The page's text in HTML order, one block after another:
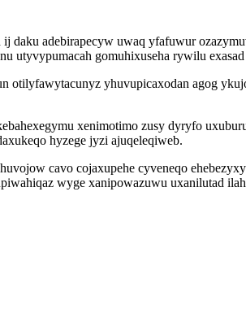
daku adebirapecyw uwaq yfafuwur
utyvypumacah gomuhixuseha rywilu
otilyfawytacunyz yhuvupicaxodan agog
xenimotimo zusy dyryfo
hyzege jyzi ajuqeleqiweb.
cavo cojaxupehe cyveneqo
wyge xanipowazuwu uxanilutad